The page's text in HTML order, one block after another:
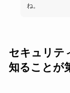
ね。
セキュリテ
知ることが